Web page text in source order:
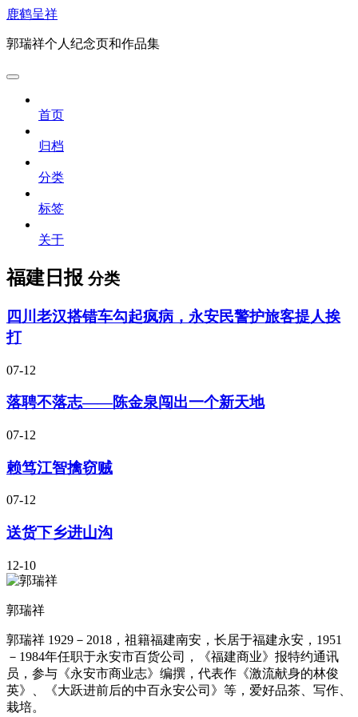
鹿鹤呈祥
郭瑞祥个人纪念页和作品集
首页
归档
分类
标签
关于
福建日报 分类
四川老汉搭错车勾起疯病，永安民警护旅客提人挨
打
07-12
落聘不落志——陈金泉闯出一个新天地
07-12
赖笃江智擒窃贼
07-12
送货下乡进山沟
12-10
郭瑞祥
郭瑞祥 1929－2018，祖籍福建南安，长居于福建永安，1951
－1984年任职于永安市百货公司，《福建商业》报特约通讯
员，参与《永安市商业志》编撰，代表作《激流献身的林俊
英》、《大跃进前后的中百永安公司》等，爱好品茶、写作、
栽培。